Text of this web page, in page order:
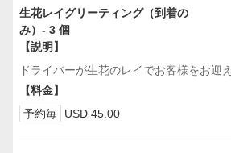
生花レイグリーティング（到着の
み）- 3 個
【説明】
ドライバーが生花のレイでお客様をお迎
【料金】
予約毎
USD 45.00